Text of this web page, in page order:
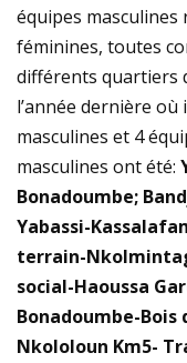
équipes
féminines, toutes
différents quartiers
l’année dernière où
masculines et 4
masculines ont été:
Bonadoumbe;
Yabassi-
terrain-
social-Haoussa
Bonadoumbe-Bois
Nkololoun Km5-